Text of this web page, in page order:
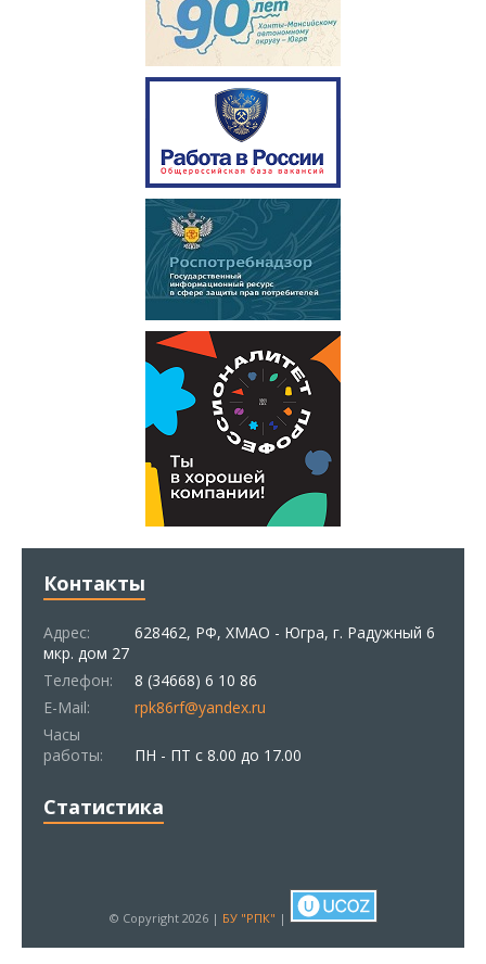
Контакты
Адрес:
628462, РФ, ХМАО - Югра, г. Радужный 6
мкр. дом 27
Телефон:
8 (34668) 6 10 86
E-Mail:
rpk86rf@yandex.ru
Часы
работы:
ПН - ПТ с 8.00 до 17.00
Статистика
© Copyright 2026 | БУ "РПК" |